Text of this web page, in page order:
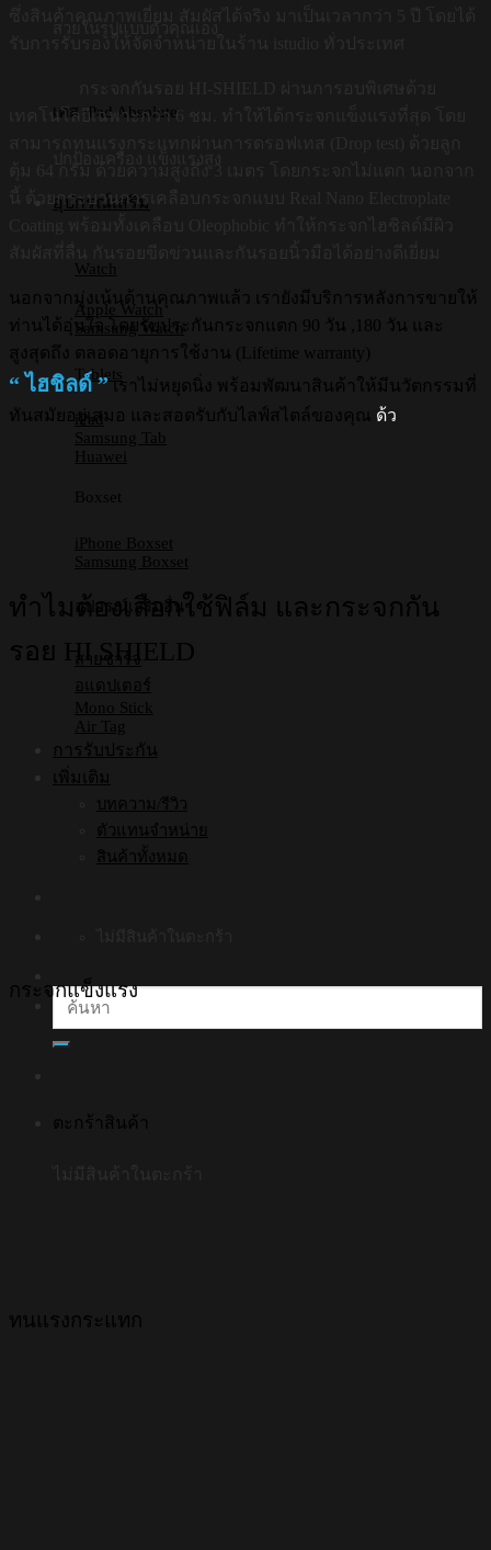
เคส iPad Absolute
อุปกรณ์เสริม
Watch
Apple Watch
Samsung Watch
Tablets
iPad
Samsung Tab
Huawei
Boxset
iPhone Boxset
Samsung Boxset
อุปกรณ์เสริมอื่นๆ
สายชาร์จ
อแดปเตอร์
Mono Stick
Air Tag
การรับประกัน
เพิ่มเติม
บทความ/รีวิว
ตัวแทนจำหน่าย
สินค้าทั้งหมด
ค้นหา:
ตะกร้าสินค้า
เทคโนโลยีเฉพาะกว่า 6 ชม. ทำให้ได้กระจกแข็งแรงที่สุด โดย
นี้ ด้วยกระบวนการเคลือบกระจกแบบ Real Nano Electroplate
นอกจากมุ่งเน้นด้านคุณภาพแล้ว เรายังมีบริการหลังการขายให้
ท่านได้อุ่นใจ โดยรับประกันกระจกแตก 90 วัน ,180 วัน และ
สูงสุดถึง ตลอดอายุการใช้งาน (Lifetime warranty)
“ ไฮชิลด์ ”เราไม่หยุดนิ่ง พร้อมพัฒนาสินค้าให้มีนวัตกรรมที่
ทันสมัยอยู่เสมอ และสอดรับกับไลฟ์สไตล์ของคุณ ด้ว
ทำไมต้องเลือกใช้ฟิล์ม และกระจกกัน
รอย HI SHIELD
กระจกแข็งแรง
ทนแรงกระแทก